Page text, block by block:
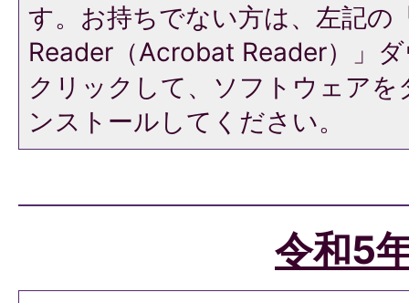
す。お持ちでない方は、左記の
Reader（Acrobat Reader）」
クリックして、ソフトウェア
ンストールしてください。
令和5